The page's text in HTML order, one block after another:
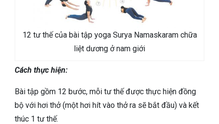
12 tư thế của bài tập yoga Surya Namaskaram chữa
liệt dương ở nam giới
Cách thực hiện:
Bài tập gồm 12 bước, mỗi tư thế được thực hiện đồng
bộ với hơi thở (một hơi hít vào thở ra sẽ bắt đầu) và kết
thúc 1 tư thế.